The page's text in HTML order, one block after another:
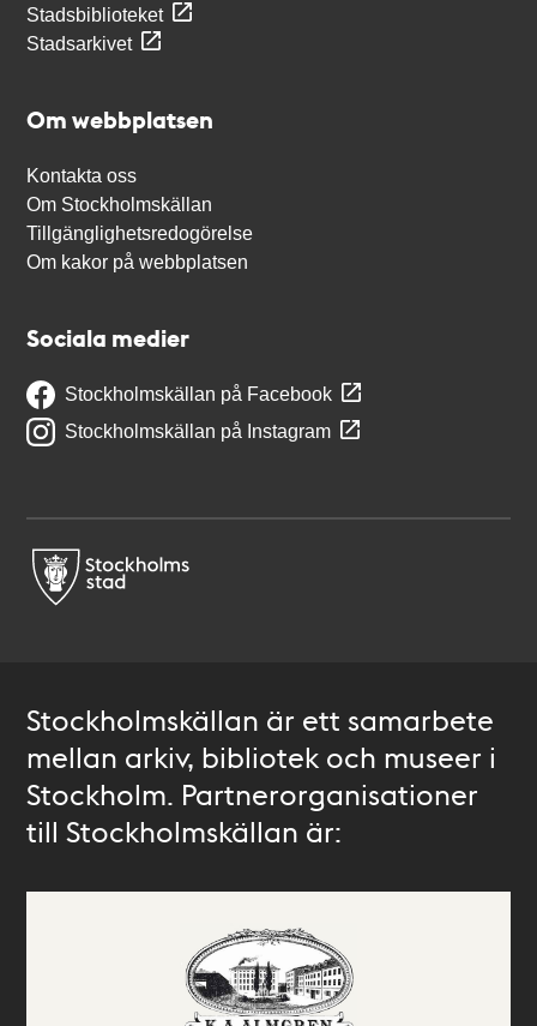
Stadsbiblioteket
Stadsarkivet
Om webbplatsen
Kontakta oss
Om Stockholmskällan
Tillgänglighetsredogörelse
Om kakor på webbplatsen
Sociala medier
Stockholmskällan på Facebook
Stockholmskällan på Instagram
Stockholmskällan är ett samarbete
mellan arkiv, bibliotek och museer i
Stockholm. Partnerorganisationer
till Stockholmskällan är: